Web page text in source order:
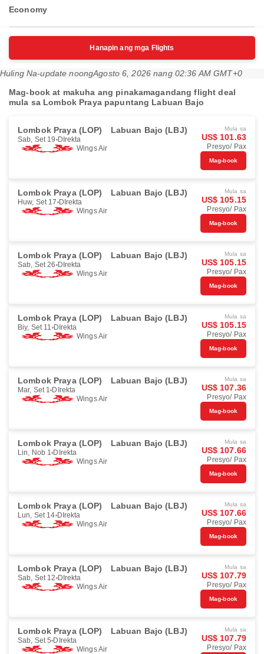
Economy
Hanapin ang mga Flights
Huling Na-update noongAgosto 6, 2026 nang 02:36 AM GMT+0
Mag-book at makuha ang pinakamagandang flight deal
mula sa Lombok Praya papuntang Labuan Bajo
Lombok Praya (LOP) Labuan Bajo (LBJ)
Sab, Set 19 DIrekta
Wings Air
Mula sa
US$ 101.63
Presyo/ Pax
Mag-book
Lombok Praya (LOP) Labuan Bajo (LBJ)
Huw, Set 17 DIrekta
Wings Air
Mula sa
US$ 105.15
Presyo/ Pax
Mag-book
Lombok Praya (LOP) Labuan Bajo (LBJ)
Sab, Set 26 DIrekta
Wings Air
Mula sa
US$ 105.15
Presyo/ Pax
Mag-book
Lombok Praya (LOP) Labuan Bajo (LBJ)
Biy, Set 11 DIrekta
Wings Air
Mula sa
US$ 105.15
Presyo/ Pax
Mag-book
Lombok Praya (LOP) Labuan Bajo (LBJ)
Mar, Set 1 DIrekta
Wings Air
Mula sa
US$ 107.36
Presyo/ Pax
Mag-book
Lombok Praya (LOP) Labuan Bajo (LBJ)
Lin, Nob 1 DIrekta
Wings Air
Mula sa
US$ 107.66
Presyo/ Pax
Mag-book
Lombok Praya (LOP) Labuan Bajo (LBJ)
Lun, Set 14 DIrekta
Wings Air
Mula sa
US$ 107.66
Presyo/ Pax
Mag-book
Lombok Praya (LOP) Labuan Bajo (LBJ)
Sab, Set 12 DIrekta
Wings Air
Mula sa
US$ 107.79
Presyo/ Pax
Mag-book
Lombok Praya (LOP) Labuan Bajo (LBJ)
Sab, Set 5 DIrekta
Wings Air
Mula sa
US$ 107.79
Presyo/ Pax